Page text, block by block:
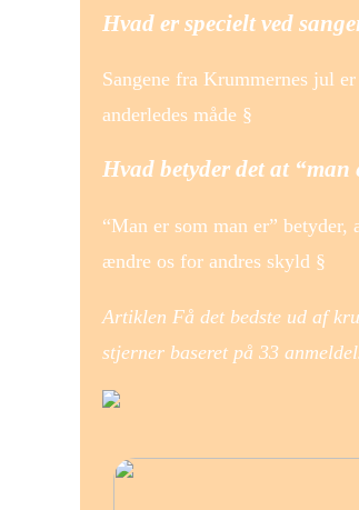
Hvad er specielt ved
Sangene fra Krummernes jul
anderledes måde §
Hvad betyder det at “man
“Man er som man er”
ændre os for andres skyld §
Artiklen Få det bedste ud af
stjerner baseret på 33